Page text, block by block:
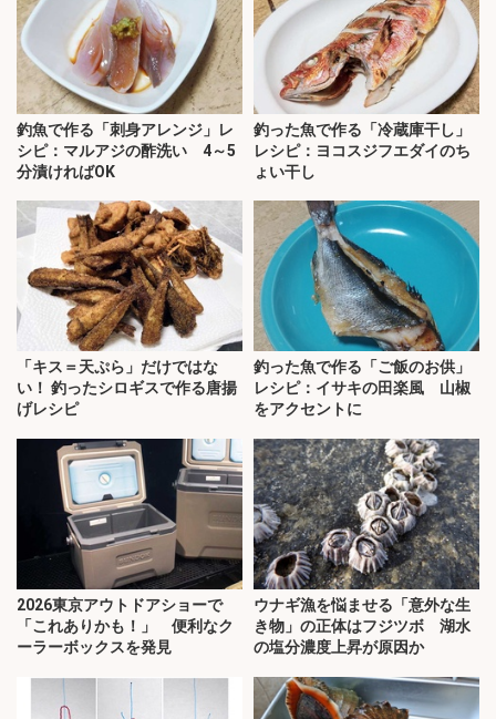
釣魚で作る「刺身アレンジ」レ
シピ：マルアジの酢洗い 4～5
分漬ければOK
釣った魚で作る「冷蔵庫干し」
レシピ：ヨコスジフエダイのち
ょい干し
「キス＝天ぷら」だけではな
い！ 釣ったシロギスで作る唐揚
げレシピ
釣った魚で作る「ご飯のお供」
レシピ：イサキの田楽風 山椒
をアクセントに
2026東京アウトドアショーで
「これありかも！」 便利なク
ーラーボックスを発見
ウナギ漁を悩ませる「意外な生
き物」の正体はフジツボ 湖水
の塩分濃度上昇が原因か